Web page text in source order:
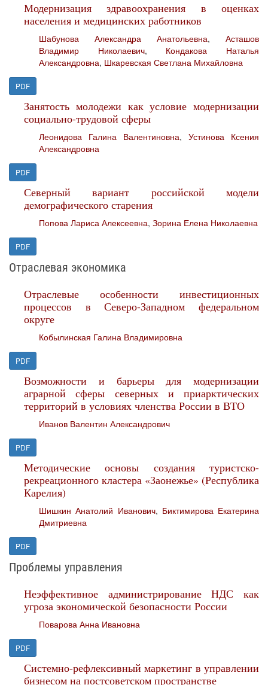
Модернизация здравоохранения в оценках
населения и медицинских работников
Шабунова Александра Анатольевна, Асташов
Владимир Николаевич, Кондакова Наталья
Александровна, Шкаревская Светлана Михайловна
PDF
Занятость молодежи как условие модернизации
социально-трудовой сферы
Леонидова Галина Валентиновна, Устинова Ксения
Александровна
PDF
Северный вариант российской модели
демографического старения
Попова Лариса Алексеевна, Зорина Елена Николаевна
PDF
Отраслевая экономика
Отраслевые особенности инвестиционных
процессов в Северо-Западном федеральном
округе
Кобылинская Галина Владимировна
PDF
Возможности и барьеры для модернизации
аграрной сферы северных и приарктических
территорий в условиях членства России в ВТО
Иванов Валентин Александрович
PDF
Методические основы создания туристско-
рекреационного кластера «Заонежье» (Республика
Карелия)
Шишкин Анатолий Иванович, Биктимирова Екатерина
Дмитриевна
PDF
Проблемы управления
Неэффективное администрирование НДС как
угроза экономической безопасности России
Поварова Анна Ивановна
PDF
Системно-рефлексивный маркетинг в управлении
бизнесом на постсоветском пространстве